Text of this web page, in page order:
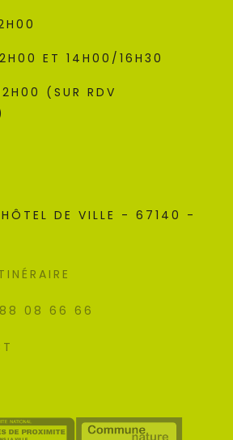
ET 14H00/16H30
(SUR RDV
DE VILLE - 67140 -
08 66 66